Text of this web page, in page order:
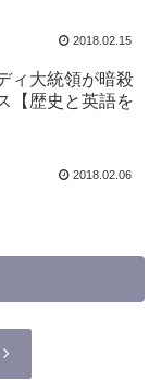
2018.02.15
ィ大統領が暗殺
【歴史と英語を
2018.02.06
次